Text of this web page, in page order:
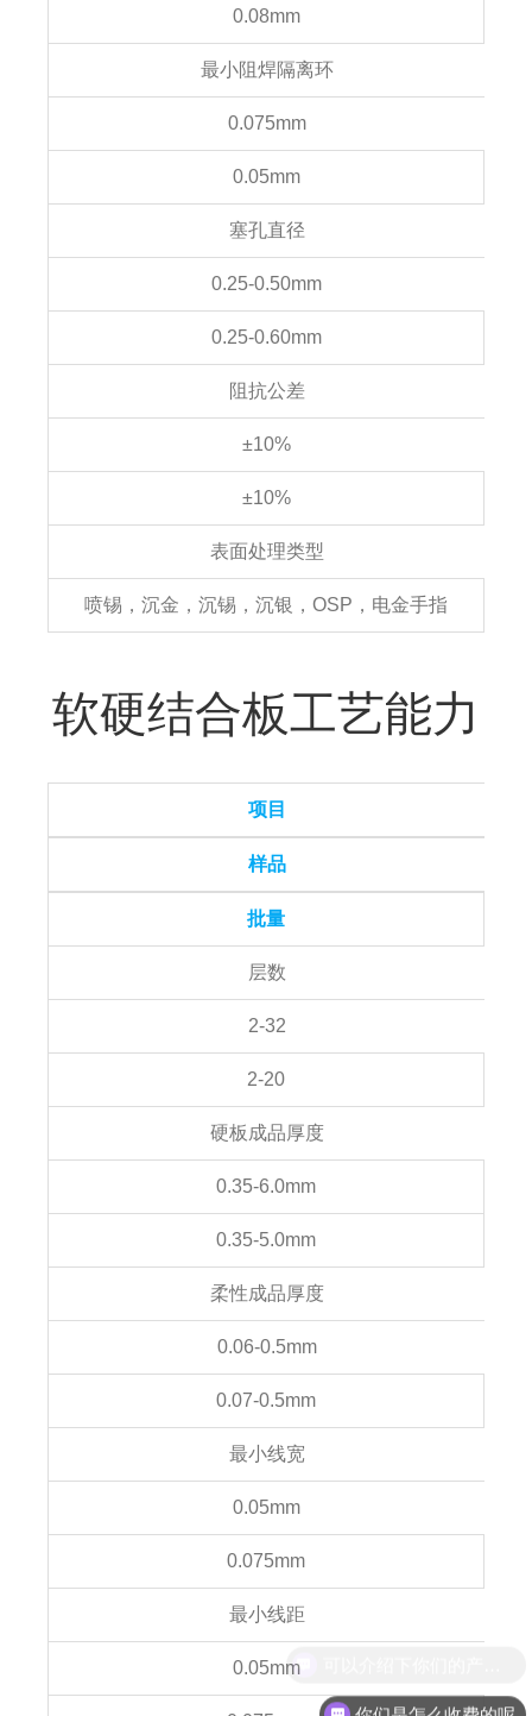
0.08mm
最小阻焊隔离环
0.075mm
0.05mm
塞孔直径
0.25-0.50mm
0.25-0.60mm
阻抗公差
±10%
±10%
表面处理类型
喷锡，沉金，沉锡，沉银，OSP，电金手指
软硬结合板工艺能力
项目
样品
批量
层数
2-32
2-20
硬板成品厚度
0.35-6.0mm
0.35-5.0mm
柔性成品厚度
0.06-0.5mm
0.07-0.5mm
最小线宽
0.05mm
0.075mm
最小线距
0.05mm